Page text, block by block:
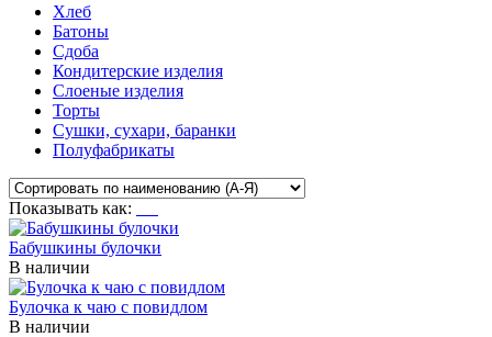
Хлеб
Батоны
Сдоба
Кондитерские изделия
Слоеные изделия
Торты
Сушки, сухари, баранки
Полуфабрикаты
Показывать как:
Бабушкины булочки
В наличии
Булочка к чаю с повидлом
В наличии